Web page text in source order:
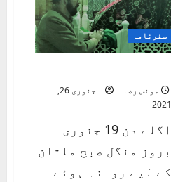
سفرنامہ
مونس رضا
جنوری 26,
2021
اگلے دن 19 جنوری
بروز منگل صبح ملتان
کے لیے روانہ ہوئے